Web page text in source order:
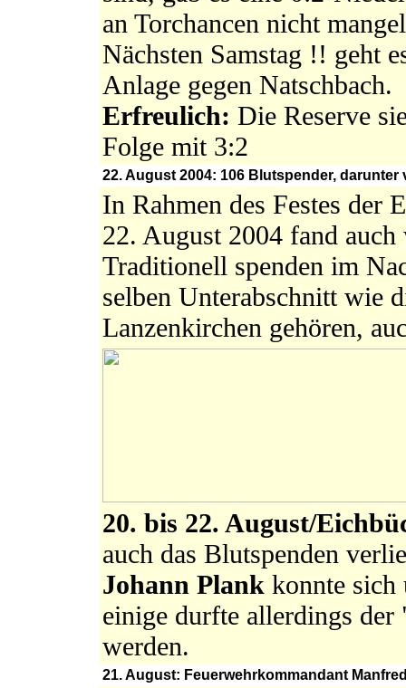
an Torchancen nicht
Nächsten Samstag !! geht
Anlage gegen Natschbach.
Erfreulich: Die Reserve
Folge mit 3:2
22. August 2004: 106 Blutspender,
In Rahmen des Festes der
22. August 2004 fand
Traditionell spenden im
selben Unterabschnitt wie
Lanzenkirchen gehören,
20. bis 22. August/
auch das Blutspenden
Johann Plank konnte sich
einige durfte allerdings der
werden.
21. August: Feuerwehrkommandant